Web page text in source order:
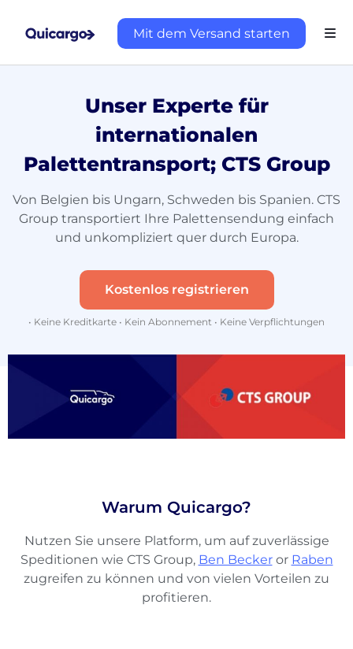
Mit dem Versand starten
Unser Experte für
internationalen
Palettentransport; CTS Group
Von Belgien bis Ungarn, Schweden bis Spanien. CTS
Group transportiert Ihre Palettensendung einfach
und unkompliziert quer durch Europa.
Kostenlos registrieren
• Keine Kreditkarte • Kein Abonnement • Keine Verpflichtungen
Warum Quicargo?
Nutzen Sie unsere Platform, um auf zuverlässige
Speditionen wie CTS Group, Ben Beckeror Raben
zugreifen zu können und von vielen Vorteilen zu
profitieren.